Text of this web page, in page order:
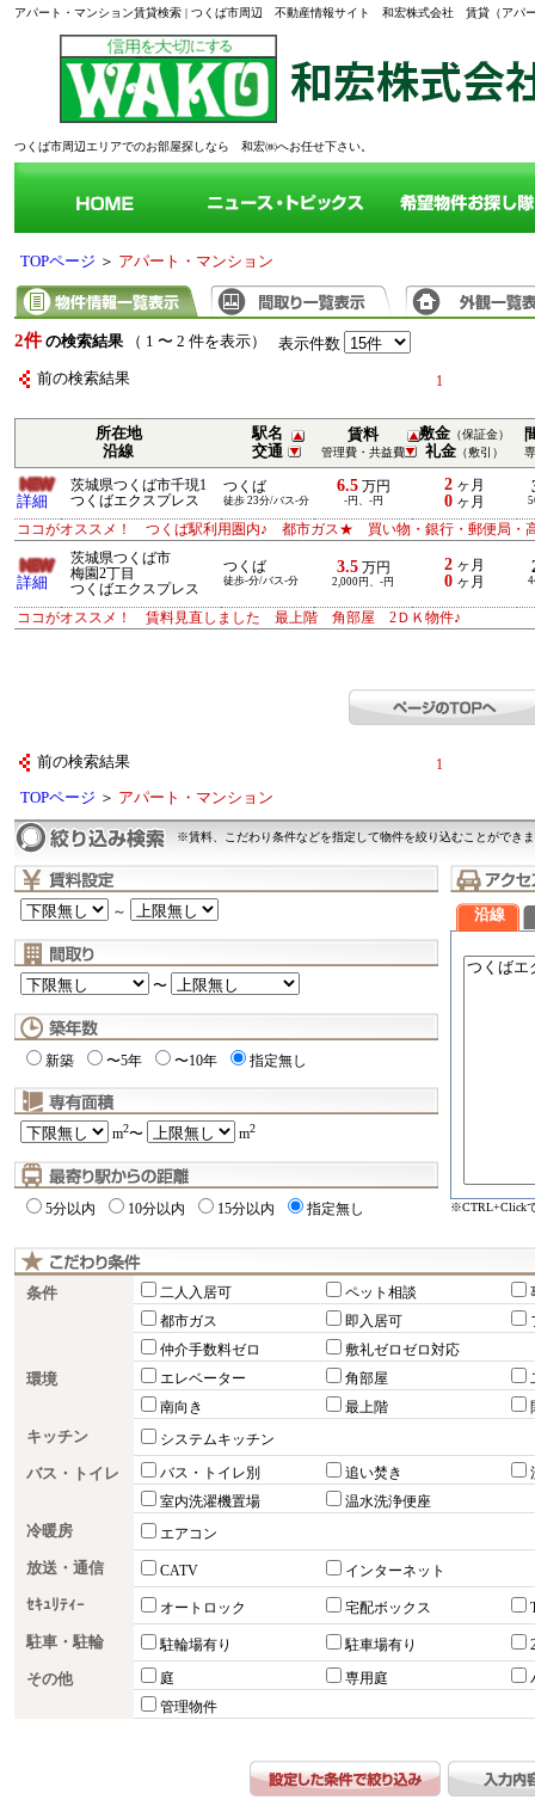
アパート・マンション賃貸検索 | つくば市周辺 不動産情報サイト 和宏株式会社 賃貸（アパ
つくば市周辺エリアでのお部屋探しなら 和宏㈱へお任せ下さい。
TOPページ ＞ アパート・マンション
2件 の検索結果 （ 1 〜 2 件を表示） 表示件数
前の検索結果 1
所在地
沿線
駅名
交通
賃料
管理費・共益費
敷金 （保証金）
礼金 （敷引）
詳細
茨城県つくば市千現1
つくばエクスプレス
つくば
徒歩 23分/バス-分
6.5万円
-円、-円
2 ヶ月
0 ヶ月
ココがオススメ！ つくば駅利用圏内♪ 都市ガス★ 買い物・銀行・郵便局・
詳細
茨城県つくば市
梅園2丁目
つくばエクスプレス
つくば
徒歩-分/バス-分
3.5万円
2,000円、-円
2 ヶ月
0 ヶ月
ココがオススメ！ 賃料見直しました 最上階 角部屋 2ＤＫ物件♪
前の検索結果 1
TOPページ ＞ アパート・マンション
※賃料、こだわり条件などを指定して物件を絞り込むことができ
～
〜
新築 〜5年 〜10年 指定無し
m2〜 m2
5分以内 10分以内 15分以内 指定無し
沿線
※CTRL+Click
条件 二人入居可 ペット相談
都市ガス
即入居可
仲介手数料ゼロ
敷礼ゼロゼロ対応
環境 エレベーター 角部屋
南向き
最上階
キッチン システムキッチン
バス・トイレ バス・トイレ別 追い焚き
室内洗濯機置場
温水洗浄便座
冷暖房 エアコン
放送・通信 CATV インターネット
ｾｷｭﾘﾃｨｰ オートロック 宅配ボックス
駐車・駐輪 駐輪場有り 駐車場有り
その他 庭 専用庭
管理物件